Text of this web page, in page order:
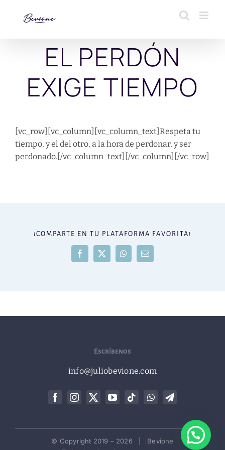
EL PERDÓN
EXIGE TIEMPO
[vc_row][vc_column][vc_column_text]Respeta tu
tiempo, y el del otro, a la hora de perdonar, y ser
perdonado.[/vc_column_text][/vc_column][/vc_row]
¡COMPARTE EN TU PLATAFORMA FAVORITA!
Facebook
X WhatsAppCorreo
Escríbenos
info@juliobevione.com
© Copyright 2019 – 2026 | Bevione